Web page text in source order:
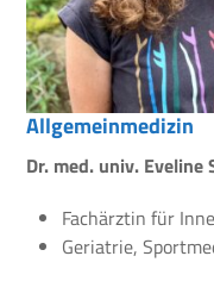
Allgemeinmedizin
Dr. med. univ. Eveline
Fachärztin für
Geriatrie,